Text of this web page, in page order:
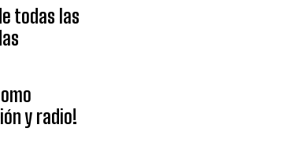
todas las
y radio!